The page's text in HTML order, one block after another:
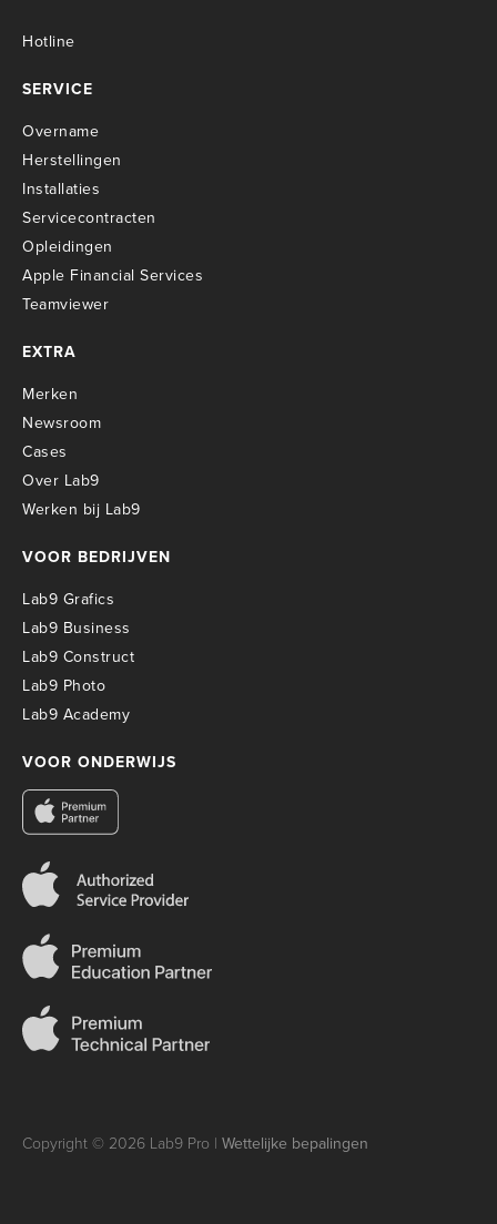
Hotline
SERVICE
Overname
Herstellingen
Installaties
Servicecontracten
Opleidingen
Apple Financial Services
Teamviewer
EXTRA
Merken
Newsroom
Cases
Over Lab9
Werken bij Lab9
VOOR BEDRIJVEN
Lab9 Grafics
Lab9 Business
Lab9 Construct
Lab9 Photo
Lab9 Academy
VOOR ONDERWIJS
Copyright © 2026 Lab9 Pro | Wettelijke bepalingen